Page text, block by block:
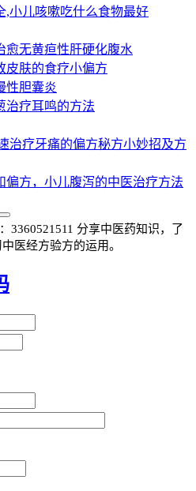
,小儿咳嗽吃什么食物最好
愈无黄疸性肝硬化腹水
皮肤的食疗小偏方
性胆囊炎
治疗耳鸣的方法
治疗牙痛的偏方秘方小妙招及方
偏方，小儿腹泻的中医治疗方法
3360521511 分享中医药知识，了
医经方验方的运用。